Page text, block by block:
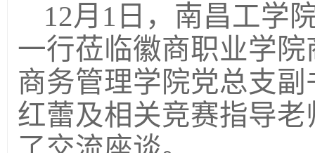
12月1日，南昌工学
一行莅临徽商职业学
商务管理学院党总支
红蕾及相关竞赛指导